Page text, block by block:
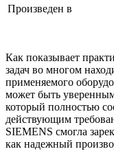
Произведен в
Как показывает
задач во многом
применяемого
может быть
который полностью
действующим
SIEMENS смогла
как надежный